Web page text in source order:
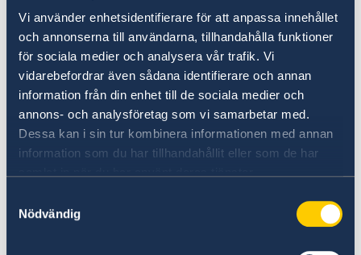
Vi använder enhetsidentifierare för att anpassa innehållet
och annonserna till användarna, tillhandahålla funktioner
för sociala medier och analysera vår trafik. Vi
vidarebefordrar även sådana identifierare och annan
information från din enhet till de sociala medier och
annons- och analysföretag som vi samarbetar med.
Dessa kan i sin tur kombinera informationen med annan
information som du har tillhandahållit eller som de har
Nödvändig
Senast uppdaterad 31 juli 2026, 08.39
UD:s reseinformation direkt i fickan